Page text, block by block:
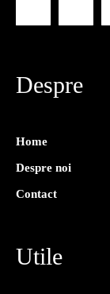
Despre
Home
Despre noi
Contact
Utile